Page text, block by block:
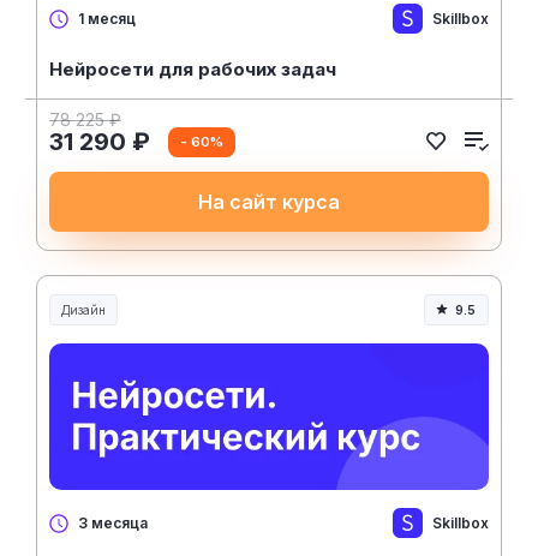
1 месяц Skillbox
Нейросети для рабочих задач
78 225 ₽
31 290 ₽ - 60%
На сайт курса
Дизайн 9.5
3 месяца Skillbox